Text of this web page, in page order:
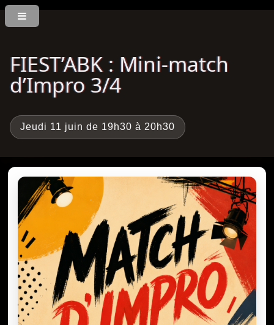
FIEST’ABK : Mini-match
d’Impro 3/4
Jeudi 11 juin de 19h30 à 20h30